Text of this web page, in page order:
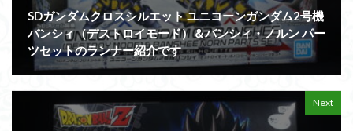
SDガンダムクロスシルエット ユニコーンガンダム2号機
バンシィ（デストロイモード）＆バンシィ・ノルン パー
ツセットのランナー紹介です
Next